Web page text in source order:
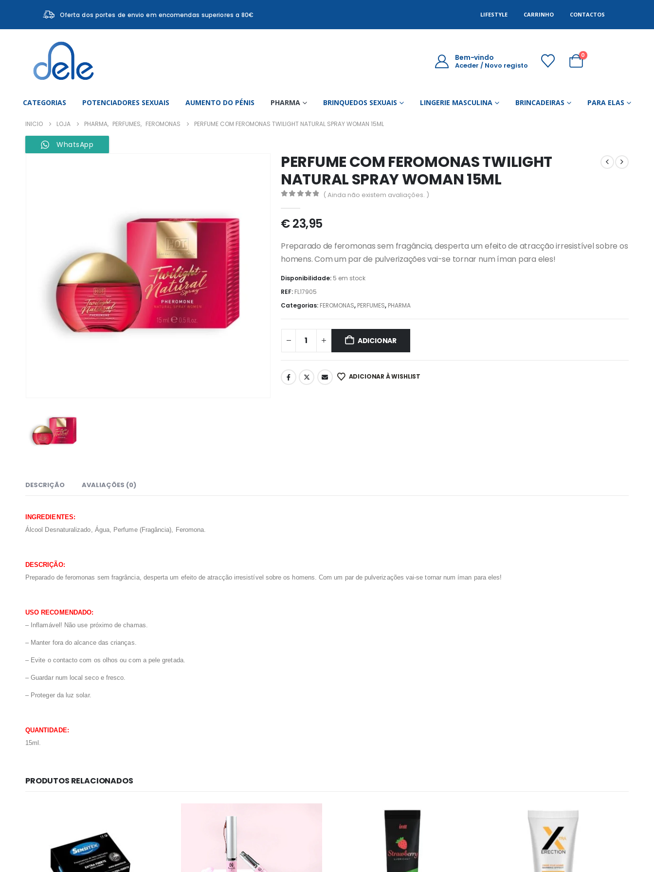
Oferta dos portes de envio em encomendas superiores a 80€ LIFESTYLE CARRINHO CONTACTOS
Bem-vindo
Aceder / Novo registo
0
CATEGORIAS POTENCIADORES SEXUAIS AUMENTO DO PÉNIS PHARMA BRINQUEDOS SEXUAIS LINGERIE MASCULINA BRINCADEIRAS PARA ELAS
INICIO LOJA PHARMA, PERFUMES, FEROMONAS PERFUME COM FEROMONAS TWILIGHT NATURAL SPRAY WOMAN 15ML
WhatsApp
PERFUME COM FEROMONAS TWILIGHT
NATURAL SPRAY WOMAN 15ML
( Ainda não existem avaliações. )
€23,95
Preparado de feromonas sem fragância, desperta um efeito de atracção irresistível sobre os
homens. Com um par de pulverizações vai-se tornar num íman para eles!
Disponibilidade: 5 em stock
REF: FL17905
Categorias: FEROMONAS, PERFUMES, PHARMA
ADICIONAR
ADICIONAR À WISHLIST
DESCRIÇÃO AVALIAÇÕES (0)
INGREDIENTES:
Álcool Desnaturalizado, Água, Perfume (Fragância), Feromona.
DESCRIÇÃO:
Preparadode feromonas sem fragrância, desperta um efeito de atracção irresistível sobre os homens. Com um par de pulverizações vai-se tornar num íman para eles!
USO RECOMENDADO:
– Inflamável! Não use próximo de chamas.
– Manter fora do alcance das crianças.
– Evite o contacto com os olhos ou com a pele gretada.
–Guardar num local seco e fresco.
– Proteger da luz solar.
QUANTIDADE:
15ml.
PRODUTOS RELACIONADOS